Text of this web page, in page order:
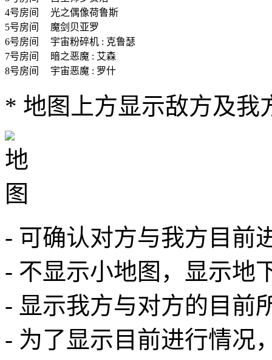
4号房间
光之偶像荷鲁斯
5号房间
魔剑贝亚罗
6号房间
宇宙粉碎机 : 克鲁瑟
7号房间
暗之恶魔 : 艾森
8号房间
宇宙恶魔 : 罗什
* 地图上方显示敌方及我
- 可确认对方与我方目前
- 不显示小地图，显示地
- 显示我方与对方的目前
- 为了显示目前进行情况